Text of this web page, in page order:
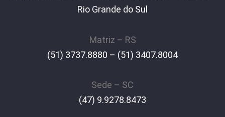
Rio Grande do Sul
Matriz – RS
(51) 3737.8880 – (51) 3407.8004
Sede – SC
(47) 9.9278.8473